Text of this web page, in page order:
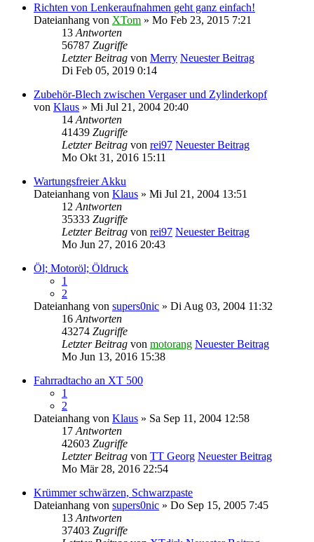
Richten von Lenkeraufnahmen geht ganz einfach!
Dateianhang von XTom » Mo Feb 23, 2015 7:21
13 Antworten
56787 Zugriffe
Letzter Beitrag von Merry Neuester Beitrag
Di Feb 05, 2019 0:14
Zubehör-Blech zwischen Vergaser und Zylinderkopf
von Klaus » Mi Jul 21, 2004 20:40
14 Antworten
41439 Zugriffe
Letzter Beitrag von rei97 Neuester Beitrag
Mo Okt 31, 2016 15:11
Wartungsfreier Akku
Dateianhang von Klaus » Mi Jul 21, 2004 13:51
12 Antworten
35333 Zugriffe
Letzter Beitrag von rei97 Neuester Beitrag
Mo Jun 27, 2016 20:43
Öl; Motoröl; Öldruck
1
2
Dateianhang von supers0nic » Di Aug 03, 2004 11:32
16 Antworten
43274 Zugriffe
Letzter Beitrag von motorang Neuester Beitrag
Mo Jun 13, 2016 15:38
Fahrradtacho an XT 500
1
2
Dateianhang von Klaus » Sa Sep 11, 2004 12:58
17 Antworten
42603 Zugriffe
Letzter Beitrag von TT Georg Neuester Beitrag
Mo Mär 28, 2016 22:54
Krümmer schwärzen, Schwarzpaste
Dateianhang von supers0nic » Do Sep 15, 2005 7:45
13 Antworten
37403 Zugriffe